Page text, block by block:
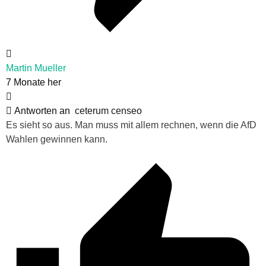
Martin Mueller
7 Monate her
Antworten an ceterum censeo
Es sieht so aus. Man muss mit allem rechnen, wenn die AfD
Wahlen gewinnen kann.